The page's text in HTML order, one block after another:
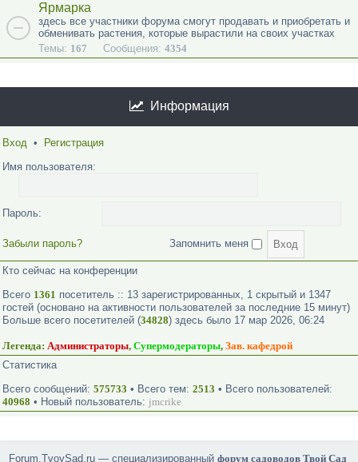
Ярмарка
здесь все участники форума смогут продавать и приобретать и
обменивать растения, которые вырастили на своих участках
Темы: 167 Сообщения: 4354
Информация
Вход •
Регистрация
Имя пользователя:
Пароль:
Забыли пароль? Запомнить меня
Кто сейчас на конференции
Всего 1361 посетитель :: 13 зарегистрированных, 1 скрытый и 1347
гостей (основано на активности пользователей за последние 15 минут)
Больше всего посетителей (34828) здесь было 17 мар 2026, 06:24
Легенда: Администраторы, Супермодераторы, Зав. кафедрой
Статистика
Всего сообщений: 575733 • Всего тем: 2513 • Всего пользователей:
40968 • Новый пользователь: jmcrike
Forum.TvoySad.ru — специализированныйфорум садоводов Твой Сад